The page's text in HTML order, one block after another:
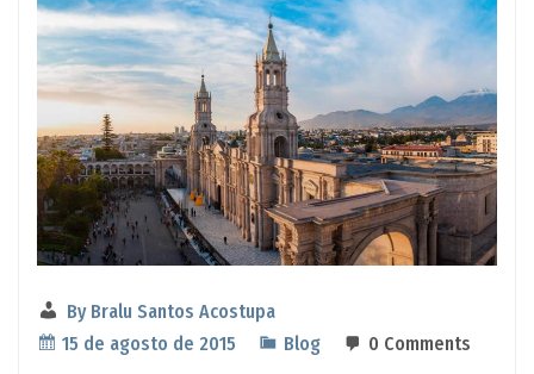
By Bralu Santos Acostupa
15 de agosto de 2015
Blog 0 Comments